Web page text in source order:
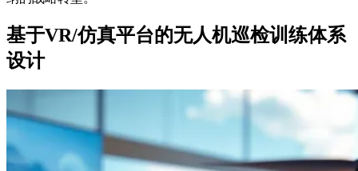
基于VR/仿真平台的无人机巡检训练体系
设计